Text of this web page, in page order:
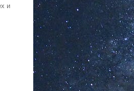
и